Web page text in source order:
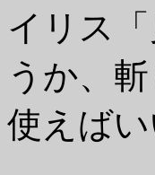
イリス
うか、
使えばい